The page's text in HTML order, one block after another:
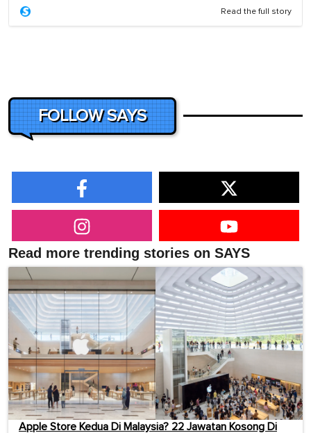
Read the full story
FOLLOW SAYS
Read more trending stories on SAYS
Apple Store Kedua Di Malaysia? 22 Jawatan Kosong Di